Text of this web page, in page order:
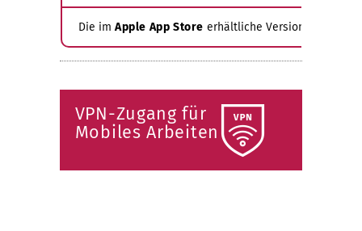
Die im Apple App Store erhältliche Version
VPN-Zugang für
Mobiles Arbeiten